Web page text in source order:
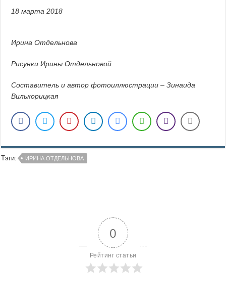
18 марта 2018
Ирина Отдельнова
Рисунки Ирины Отдельновой
Составитель и автор фотоиллюстрации–Зинаида
Вилькорицкая
Тэги: ИРИНА ОТДЕЛЬНОВА
0
Рейтинг статьи